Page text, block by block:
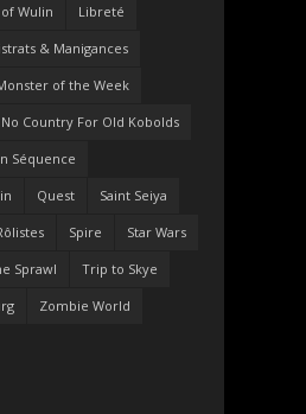
Wulin Libreté
& Manigances
of the Week
No Country For Old Kobolds
Séquence
Quest Saint Seiya
Spire Star Wars
Sprawl Trip to Skye
Zombie World